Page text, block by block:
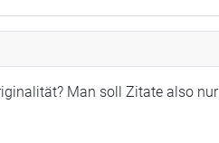
Man soll Zitate also nur